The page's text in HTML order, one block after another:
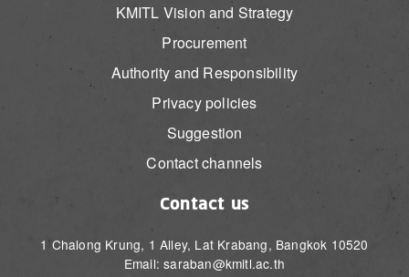
KMITL Vision and Strategy
Procurement
Authority and Responsibility
Privacy policies
Suggestion
Contact channels
Contact us
1 Chalong Krung, 1 Alley, Lat Krabang, Bangkok 10520
Email: saraban@kmitl.ac.th